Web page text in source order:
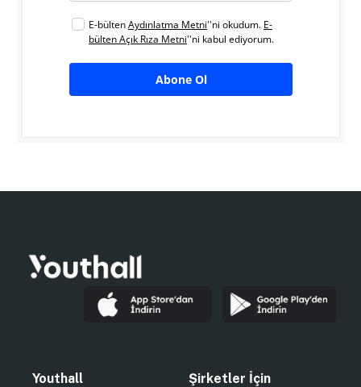
E-bültenAydınlatma Metni''ni okudum. E-
bülten Açık Rıza Metni''ni kabul ediyorum.
Abone Ol
Youthall Şirketler İçin